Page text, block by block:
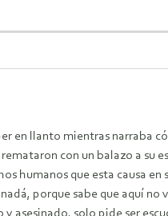
en llanto mientras narraba
con un balazo a su
humanos que esta causa
porque sabe que aquí no